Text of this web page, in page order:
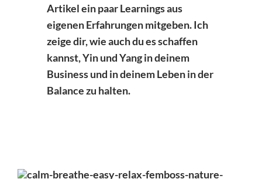
Artikel ein paar Learnings aus
eigenen Erfahrungen mitgeben. Ich
zeige dir, wie auch du es schaffen
kannst, Yin und Yang in deinem
Business und in deinem Leben in der
Balance zu halten.